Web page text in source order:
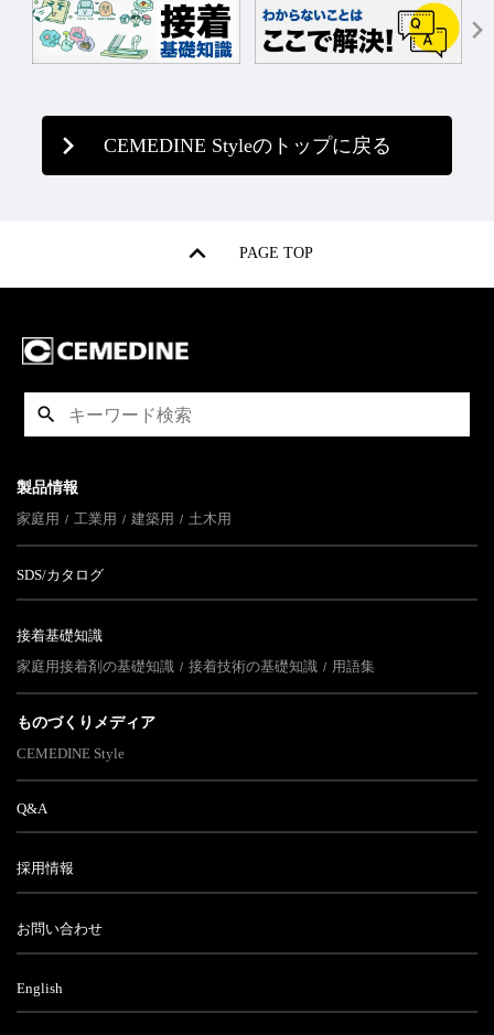
CEMEDINE Styleのトップに戻る
PAGE TOP
製品情報
家庭用
工業用 建築用 土木用
SDS/カタログ
接着基礎知識
家庭用接着剤の基礎知識
接着技術の基礎知識 用語集
ものづくりメディア
CEMEDINE Style
Q&A
採用情報
お問い合わせ
English